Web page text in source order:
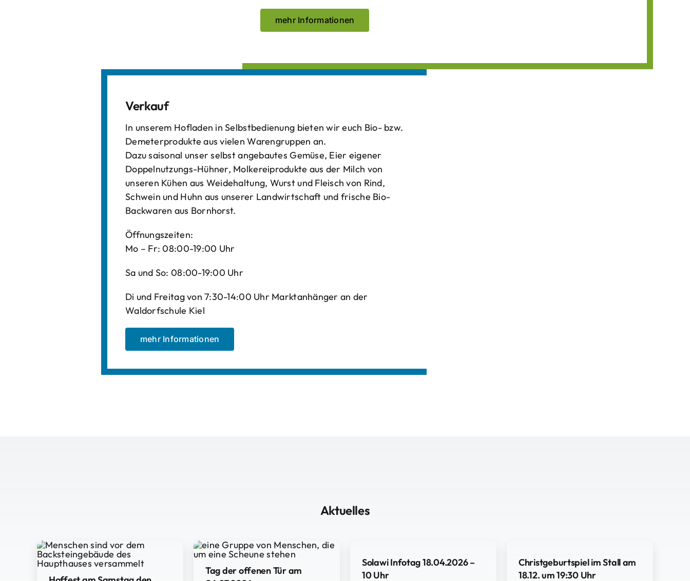
mehr Informationen
Verkauf
In unserem Hofladen in Selbstbedienung bieten wir euch Bio- bzw.
Demeterprodukte aus vielen Warengruppen an.
Dazu saisonal unser selbst angebautes Gemüse, Eier eigener
Doppelnutzungs-Hühner, Molkereiprodukte aus der Milch von
unseren Kühen aus Weidehaltung, Wurst und Fleisch von Rind,
Schwein und Huhn aus unserer Landwirtschaft und frische Bio-
Backwaren aus Bornhorst.
Öffnungszeiten:
Mo – Fr: 08:00-19:00 Uhr
Sa und So: 08:00-19:00 Uhr
Di und Freitag von 7:30-14:00 Uhr Marktanhänger an der
Waldorfschule Kiel
mehr Informationen
Aktuelles
Tag der offenen Tür am
Solawi Infotag 18.04.2026 –
10 Uhr
Christgeburtspiel im Stall am
18.12. um 19:30 Uhr